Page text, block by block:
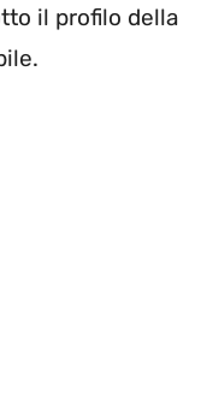
il profilo della